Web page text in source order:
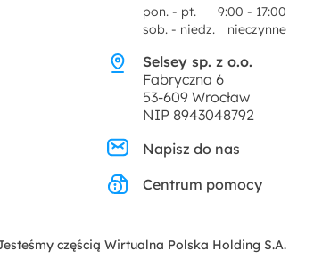
pon. - pt.
9:00 - 17:00
sob. - niedz.
nieczynne
Selsey sp. z o.o.
Fabryczna 6
53-609 Wrocław
NIP 8943048792
Napisz do nas
Centrum pomocy
częścią Wirtualna Polska Holding S.A.